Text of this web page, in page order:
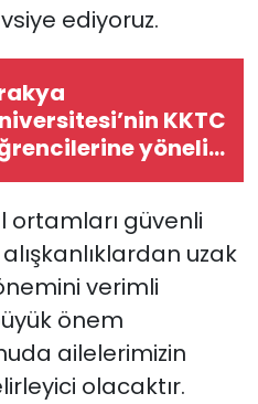
ediyoruz.
KKTC
yönelik
ortamları güvenli
uzak
verimli
önem
ailelerimizin
olacaktır.